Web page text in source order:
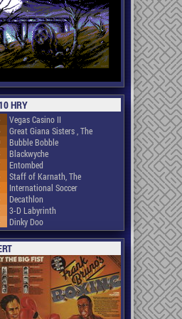
HRY
Vegas Casino II
Great Giana Sisters , The
Bubble Bobble
Blackwyche
Entombed
Staff of Karnath, The
International Soccer
Decathlon
3-D Labyrinth
Dinky Doo